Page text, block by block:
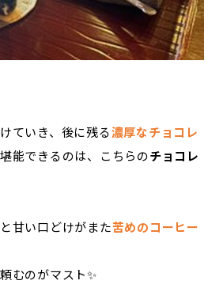
ていき、後に残る濃厚なチョコレ
能できるのは、こちらのチョコレ
甘い口どけがまた苦めのコーヒー
むのがマスト✨